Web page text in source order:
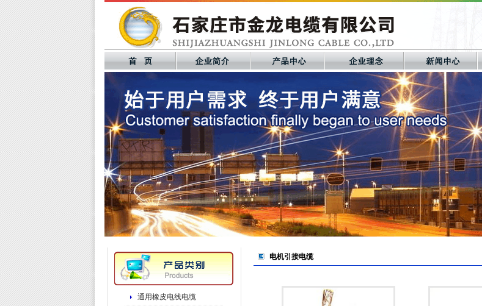
通用橡皮电线电缆
电机引接电缆